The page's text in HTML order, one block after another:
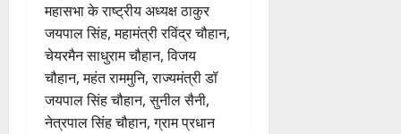
महासभा के राष्ट्रीय अध्यक्ष ठाकुर
जयपाल सिंह, महामंत्री रविंद्र चौहान,
चेयरमैन साधुराम चौहान, विजय
चौहान, महंत राममुनि, राज्यमंत्री डॉ
जयपाल सिंह चौहान, सुनील सैनी,
नेत्रपाल सिंह चौहान, ग्राम प्रधान